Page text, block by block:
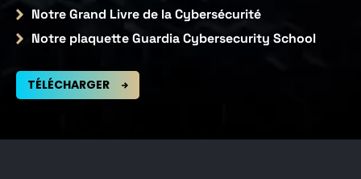
Notre Grand Livre de la Cybersécurité
Notre plaquette Guardia Cybersecurity School
TÉLÉCHARGER